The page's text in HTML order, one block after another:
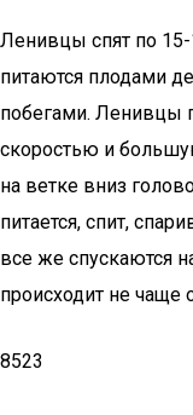
Ленивцы спят по 15-
питаются плодами
побегами. Ленивцы
скоростью и
на ветке вниз
питается, спит,
все же спускаются
происходит не чаще
8523